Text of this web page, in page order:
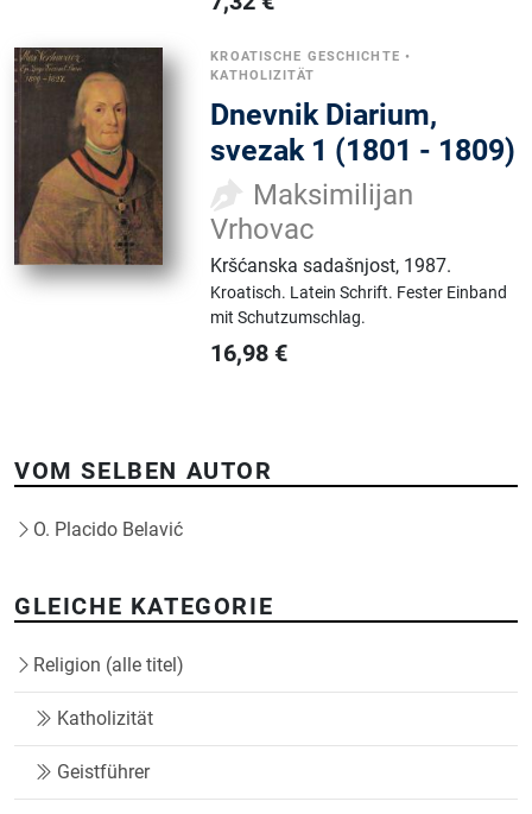
KROATISCHE GESCHICHTE •
KATHOLIZITÄT
Dnevnik Diarium,
svezak 1 (1801 - 1809)
Maksimilijan
Vrhovac
Kršćanska sadašnjost, 1987.
Kroatisch. Latein Schrift. Fester Einband
mit Schutzumschlag.
16,98 €
VOM SELBEN AUTOR
O. Placido Belavić
GLEICHE KATEGORIE
Religion (alle titel)
Katholizität
Geistführer